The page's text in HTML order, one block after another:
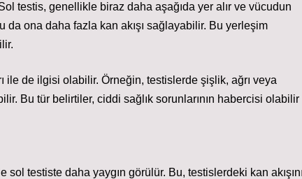
testis, genellikle biraz daha aşağıda yer alır ve vücudun
da ona daha fazla kan akışı sağlayabilir. Bu yerleşim
ile de ilgisi olabilir. Örneğin, testislerde şişlik, ağrı veya
Bu tür belirtiler, ciddi sağlık sorunlarının habercisi olabilir
testiste daha yaygın görülür. Bu, testislerdeki kan